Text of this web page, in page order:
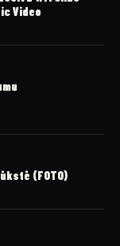
Video
(FOTO)